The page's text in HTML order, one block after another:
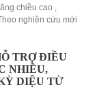
chiều cao ,
nghiên cứu mới
TRỢ ĐIỀU
NHIỀU,
DIỆU TỪ